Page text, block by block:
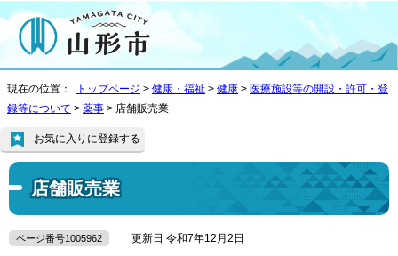
現在の位置： トップページ > 健康・福祉 > 健康 > 医療施設等の開設・許可・登
録等について > 薬事 > 店舗販売業
店舗販売業
お気に入りに登録する
ページ番号1005962 更新日 令和7年12月2日